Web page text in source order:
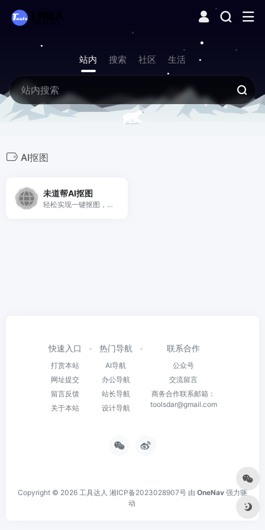
站内 搜索 社区 生活
AI抠图
未道帮AI抠图
轻松实现一键抠图，只需上传图片，无需其他作即可自动去除图片背景
快速入口
打赏本站
网址提交
留言反馈
关于本站
热门导航
AI导航
办公导航
站长导航
设计导航
联系合作
公众号
交流留言
商务合作联系邮箱：
toolsdar@gmail.com
Copyright © 2026 工具达人 湘ICP备2023028907号 由 OneNav 强力驱
动